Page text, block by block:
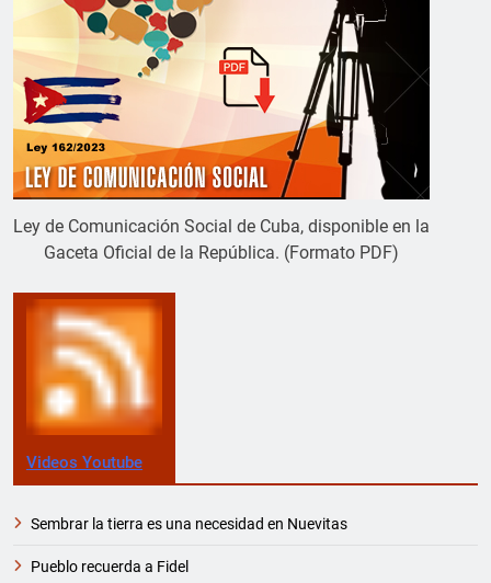
Ley de Comunicación Social de Cuba, disponible en la
Gaceta Oficial de la República. (Formato PDF)
Videos Youtube
Sembrar la tierra es una necesidad en Nuevitas
Pueblo recuerda a Fidel